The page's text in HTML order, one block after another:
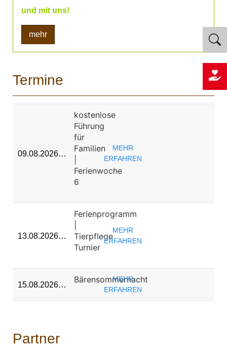
und mit uns!
mehr
Termine
09.08.2026…
kostenlose
Führung
für
Familien
Ferienwoche
6
MEHR
ERFAHREN
13.08.2026…
Ferienprogramm
Tierpflege
Turnier
MEHR
ERFAHREN
15.08.2026… Bärensommernacht
MEHR
ERFAHREN
Partner